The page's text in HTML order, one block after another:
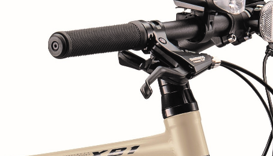
スペック・カラーがアップグレードされ、更に魅力の増
をスタートしてみてはいかがでしょうか。
1．「XB1」2026年モデルの特長
■初めての一台として安心の充実装備